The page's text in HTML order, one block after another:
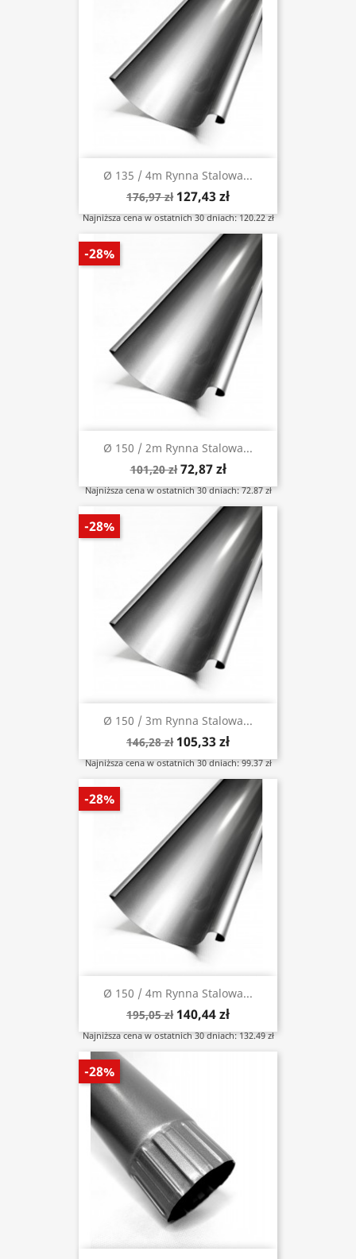
Ø 135 / 4m Rynna Stalowa...
176,97 zł 127,43 zł
Najniższa cena w ostatnich 30 dniach: 120.22 zł
Ø 150 / 2m Rynna Stalowa...
101,20 zł 72,87 zł
Najniższa cena w ostatnich 30 dniach: 72.87 zł
-28%
Ø 150 / 3m Rynna Stalowa...
146,28 zł 105,33 zł
Najniższa cena w ostatnich 30 dniach: 99.37 zł
-28%
Ø 150 / 4m Rynna Stalowa...
195,05 zł 140,44 zł
Najniższa cena w ostatnich 30 dniach: 132.49 zł
-28%
-28%